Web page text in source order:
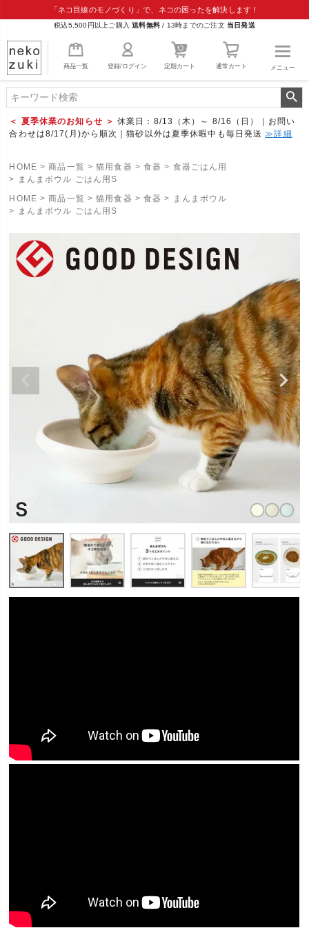
「ネコ目線のモノづくり」で、ネコの困ったを解決します！
税込5,500円以上ご購入送料無料 / 13時までのご注文 当日発送
商品一覧 登録/ログイン 定期カート 通常カート メニュー
＜ 夏季休業のお知らせ ＞ 休業日：8/13（木）～ 8/16（日）｜お問い
合わせは8/17(月)から順次｜猫砂以外は夏季休暇中も毎日発送≫詳細
HOME 商品一覧 猫用食器 食器
食器ごはん用
まんまボウル ごはん用S
HOME
商品一覧 猫用食器 食器
まんまボウル
まんまボウル ごはん用S